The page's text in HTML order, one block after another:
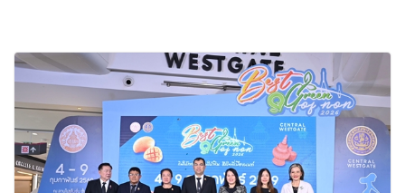
ทัศน์การศึกษาที่พร้อมรับอนาคต “เราไม่
ได้เตรียมนักเรียนเพียงเพื่อก้าวเข้าสู่
มหาวิทยาลัยเท่านั้น แต่ยังเตรียมพวก
เขาให้พร้อมเป็นผู้กำหนดอนาคต”
8.8 “ซูเลียน” รวมพลังนักธุรกิจทั่ว
ประเทศ จัดประชุมใหญ่แห่งปี พบ CEO
“ดร.ปิยะวัฒน์” ถ่ายทอดวิสัยทัศน์ธุรกิจ
พร้อมฟรีคอนเสิร์ต “โชค รถแห่” ยกวง